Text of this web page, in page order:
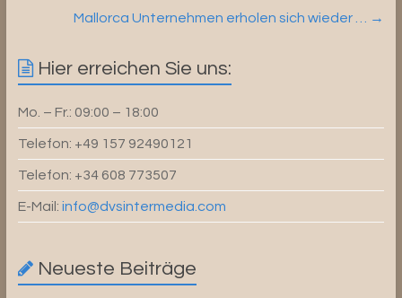
Mallorca Unternehmen erholen sich wieder … →
Hier erreichen Sie uns:
Mo. – Fr.: 09:00 – 18:00
Telefon: +49 157 92490121
Telefon: +34 608 773507
E-Mail: info@dvsintermedia.com
Neueste Beiträge